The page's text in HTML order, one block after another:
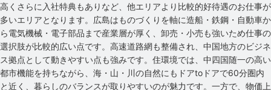
高くさらに入社特典もありなど、他エリアより比較的好待遇のお仕事が
多いエリアとなります。広島はものづくりを軸に造船・鉄鋼・自動車か
ら電気機械・電子部品まで産業層が厚く、卸売・小売も強いため仕事の
選択肢が比較的広い点です。高速道路網も整備され、中国地方のビジネ
ス拠点として動きやすい点も強みです。住環境では、中四国随一の高い
都市機能を持ちながら、海・山・川の自然にもドアtoドアで60分圏内
と近く、暮らしのバランスが取りやすいのが魅力です。一方で、物価上